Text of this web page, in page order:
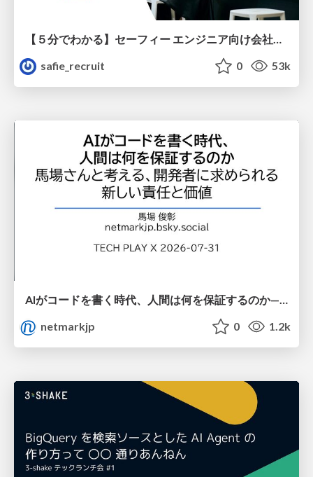
【５分でわかる】セーフィー エンジニア向け会社紹介
safie_recruit
0 53k
AIがコードを書く時代、人間は何を保証するのか———馬場さんと考える、開発者に求められる新しい責任と価値 - TECH PLAY
netmarkjp
0 1.2k